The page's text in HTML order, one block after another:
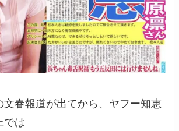
文春報道が出てから、ヤフー知恵
では